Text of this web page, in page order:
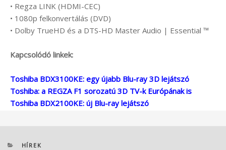
• Regza LINK (HDMI-CEC)
• 1080p felkonvertálás (DVD)
• Dolby TrueHD és a DTS-HD Master Audio | Essential ™
Kapcsolódó linkek:
Toshiba BDX3100KE: egy újabb Blu-ray 3D lejátszó
Toshiba: a REGZA F1 sorozatú 3D TV-k Európának is
Toshiba BDX2100KE: új Blu-ray lejátszó
KATEGÓRIÁK
HÍREK